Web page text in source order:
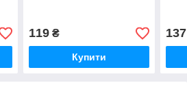
119₴
Купити
137